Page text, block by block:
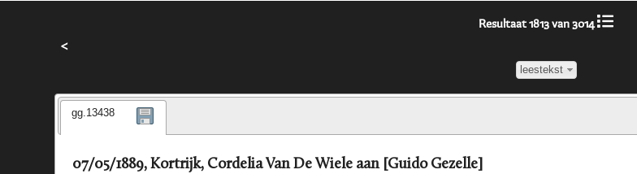
<
Resultaat 1813 van 3014
leestekst
gg.13438
07/05/1889, Kortrijk, Cordelia Van De Wiele aan [Guido Gezelle]